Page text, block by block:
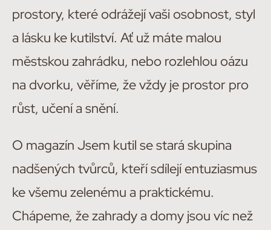
prostory, které odrážejí vaši osobnost, styl
a lásku ke kutilství. Ať už máte malou
městskou zahrádku, nebo rozlehlou oázu
na dvorku, věříme, že vždy je prostor pro
růst, učení a snění.
O magazín Jsem kutil se stará skupina
nadšených tvůrců, kteří sdílejí entuziasmus
ke všemu zelenému a praktickému.
Chápeme, že zahrady a domy jsou víc než